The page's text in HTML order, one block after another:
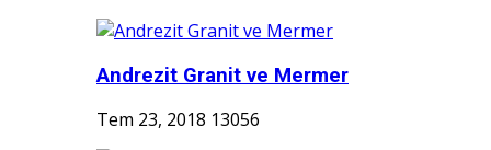
Andrezit Granit ve Mermer
Tem 23, 2018 13056